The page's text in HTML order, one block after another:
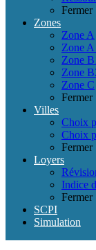
Fermer
Zones
Zone A
Zone A
Zone
Zone
Zone C
Fermer
Villes
Choix
Choix
Fermer
Loyers
Indice
Fermer
SCPI
Simulation